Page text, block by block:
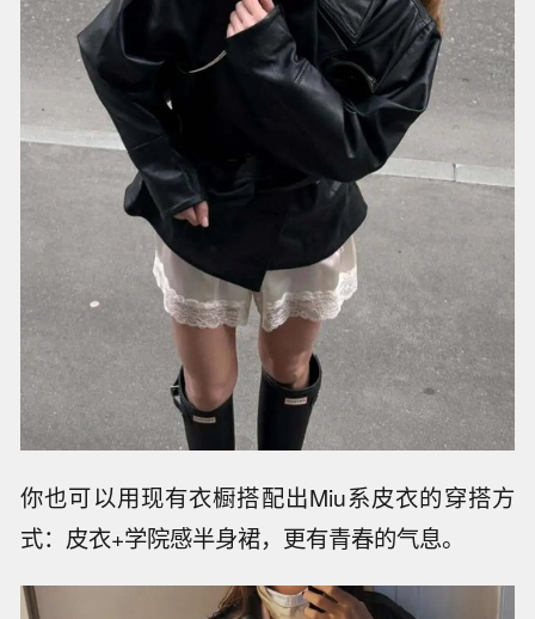
你也可以用现有衣橱搭配出Miu系皮衣的穿搭方
式：皮衣+学院感半身裙，更有青春的气息。